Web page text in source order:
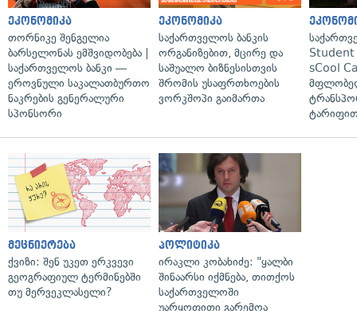
ეკონომიკა
თორნიკე შენგელია
ბარსელონას ემშვიდობება |
საქართველოს ბანკი —
ეროვნული საკალათბურთო
ნაკრების გენერალური
სპონსორი
ეკონომიკა
საქართველოს ბანკის
ორგანიზებით, მცირე და
საშუალო ბიზნესისთვის
შრომის უსაფრთხოების
ვორკშოპი გაიმართა
Student
sCool
მეცნიერება
ქვიზი: შენ უკეთ ერკვევი
გეოგრაფიულ ტერმინებში
თუ მერვეკლასელი?
პოლიტიკა
ირაკლი კობახიძე: "ყალბი
შინაარსი იქმნება, თითქოს
საქართველოში
უარყოფითი გარემოა